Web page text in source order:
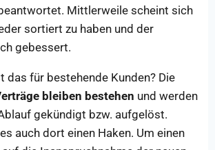
Mittlerweile scheint sich
sortiert zu haben und der
gebessert.
das für bestehende Kunden? Die
bleiben bestehen und werden
gekündigt bzw. aufgelöst.
auch dort einen Haken. Um einen